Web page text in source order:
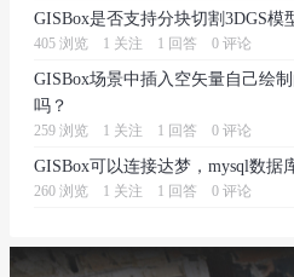
GISBox是否支持分块切割3DGS模
405 浏览 1 关注 1 回答 0 评论
GISBox场景中插入空矢量自己绘
吗？
259 浏览 1 关注 1 回答 0 评论
GISBox可以连接达梦，mysql数据
260 浏览 1 关注 1 回答 0 评论